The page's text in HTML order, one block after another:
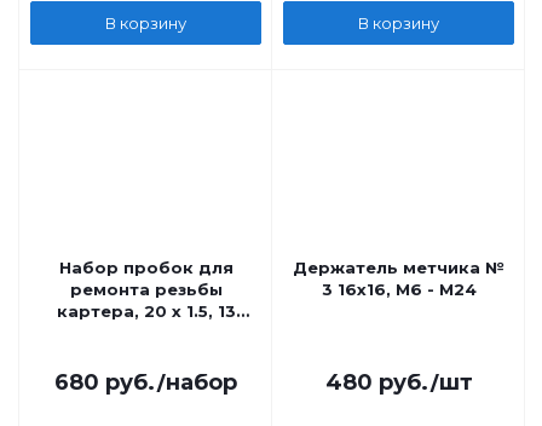
В корзину В корзину
Набор пробок для
ремонта резьбы
картера, 20 х 1.5, 13
680 руб./набор
Держатель метчика №
3 16x16, М6 - М24
480 руб./шт